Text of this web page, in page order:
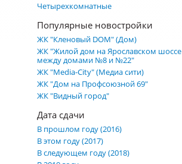
Четырехкомнатные
Популярные новостройки
ЖК "Кленовый DOM" (Дом)
ЖК "Жилой дом на Ярославском шоссе
между домами №8 и №22"
ЖК "Media-City" (Медиа сити)
ЖК "Дом на Профсоюзной 69"
ЖК "Видный город"
Дата сдачи
В прошлом году (2016)
В этом году (2017)
В следующем году (2018)